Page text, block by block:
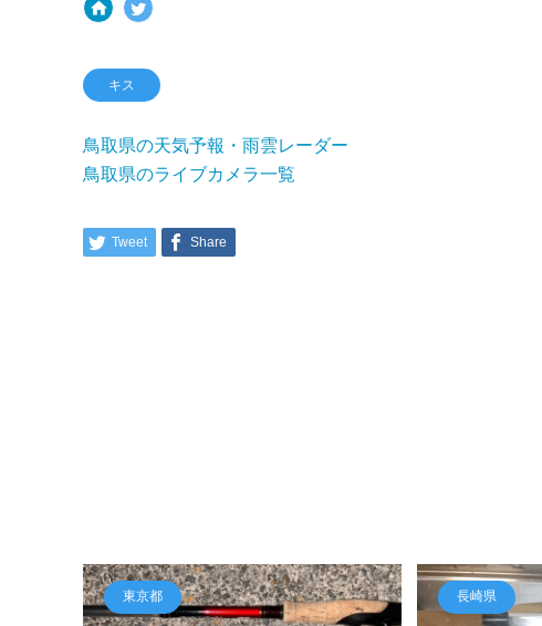
キス
鳥取県の天気予報・雨雲レーダー
鳥取県のライブカメラ一覧
Tweet Share
東京都 長崎県